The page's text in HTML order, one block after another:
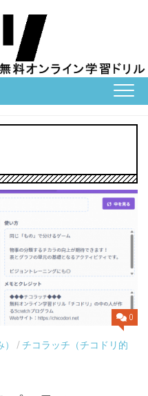
0
/チコラッチ（チコドリ的